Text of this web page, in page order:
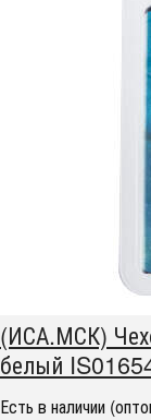
(ИСА.МСК)
белый
Есть в наличии